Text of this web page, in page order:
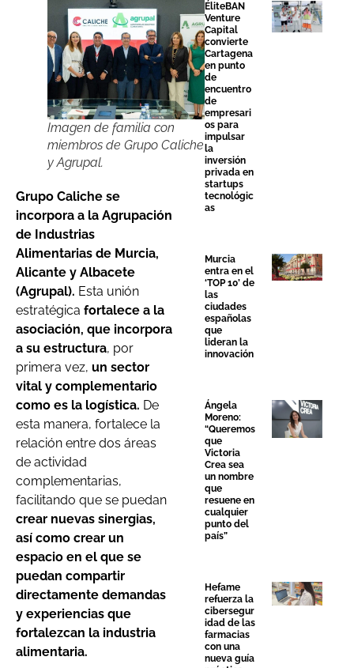
Imagen de familia con
miembros de Grupo Caliche
y Agrupal.
Grupo Caliche se
incorpora a la Agrupación
de Industrias
Alimentarias de Murcia,
Alicante y Albacete
(Agrupal). Esta unión
estratégica fortalece a la
asociación, que incorpora
a su estructura, por
primera vez, un sector
vital y complementario
como es la logística. De
esta manera, fortalece la
relación entre dos áreas
de actividad
complementarias,
facilitando que se puedan
crear nuevas sinergias,
así como crear un
espacio en el que se
puedan compartir
directamente demandas
y experiencias que
fortalezcan la industria
alimentaria.
ÉliteBAN
Venture
Capital
convierte
Cartagena
en punto
de
encuentro
de
empresari
os para
impulsar
la
inversión
privada en
startups
tecnológic
as
Murcia
entra en el
‘TOP 10’ de
las
ciudades
españolas
que
lideran la
innovación
Ángela
Moreno:
“Queremos
que
Victoria
Crea sea
un nombre
que
resuene en
cualquier
punto del
país”
Hefame
refuerza la
cibersegur
idad de las
farmacias
con una
nueva guía